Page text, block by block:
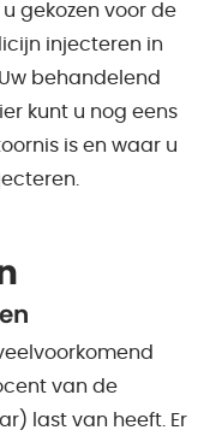
gekozen voor de
injecteren in
behandelend
kunt u nog eens
is en waar u
van de
last van heeft. Er